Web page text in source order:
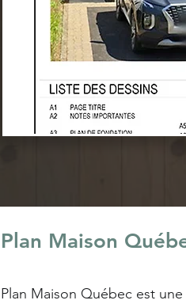
Plan Maison
Plan Maison Québec est